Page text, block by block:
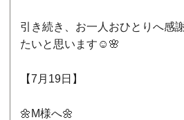
引き続き、お一人おひとりへ感
たいと思います☺️🌸
【7月19日】
🌼M様へ🌼